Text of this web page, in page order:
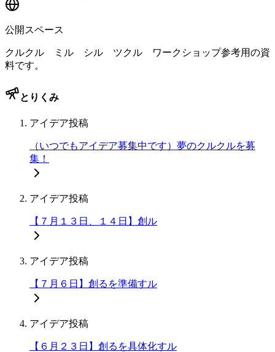
公開スペース
クルクル ミル シル ツクル ワークショップ参考用の資
料です。
とりくみ
アイデア投稿
（いつでもアイデア募集中です）夢のクルクルを募
集！
アイデア投稿
【７月１３日、１４日】創ル
アイデア投稿
【７月６日】創るを準備すル
アイデア投稿
【６月２３日】創るを具体化すル